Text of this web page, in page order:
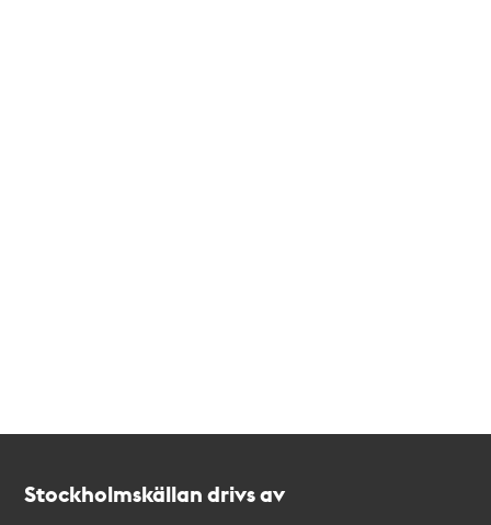
Stockholmskällan drivs av